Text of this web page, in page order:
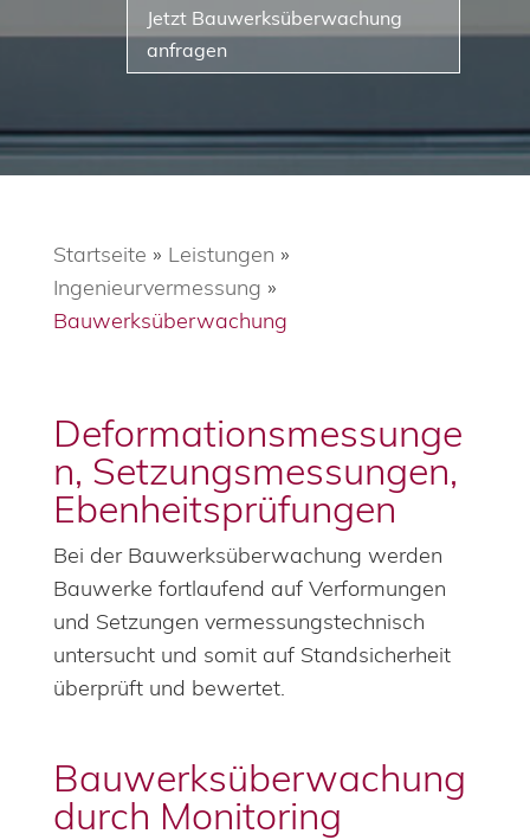
Jetzt Bauwerksüberwachung
anfragen
Startseite » Leistungen »
Ingenieurvermessung »
Bauwerksüberwachung
Deformationsmessunge
n, Setzungsmessungen,
Ebenheitsprüfungen
Bei der Bauwerksüberwachung werden
Bauwerke fortlaufend auf Verformungen
und Setzungen vermessungstechnisch
untersucht und somit auf Standsicherheit
überprüft und bewertet.
Bauwerksüberwachung
durch Monitoring